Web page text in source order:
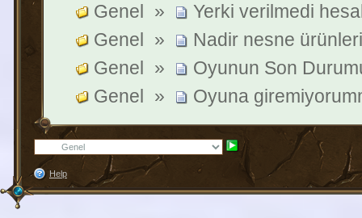
Genel
»
Yerki verilmedi
Genel
»
Nadir nesne
Genel
»
Oyunun Son
Genel
» Oyuna
Help